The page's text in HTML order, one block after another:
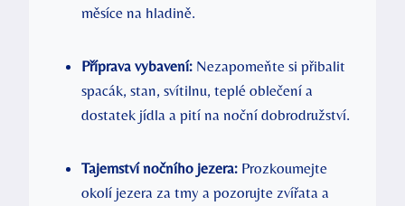
měsíce na hladině.
Příprava vybavení: Nezapomeňte si přibalit
spacák, stan, svítilnu, teplé oblečení a
dostatek jídla a pití na noční dobrodružství.
Tajemství nočního jezera: Prozkoumejte
okolí jezera za tmy a pozorujte zvířata a